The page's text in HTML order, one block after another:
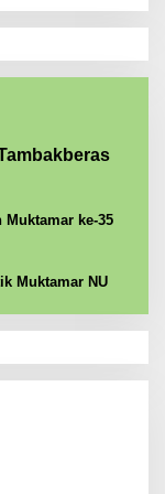
Muktamar ke-35
Muktamar NU